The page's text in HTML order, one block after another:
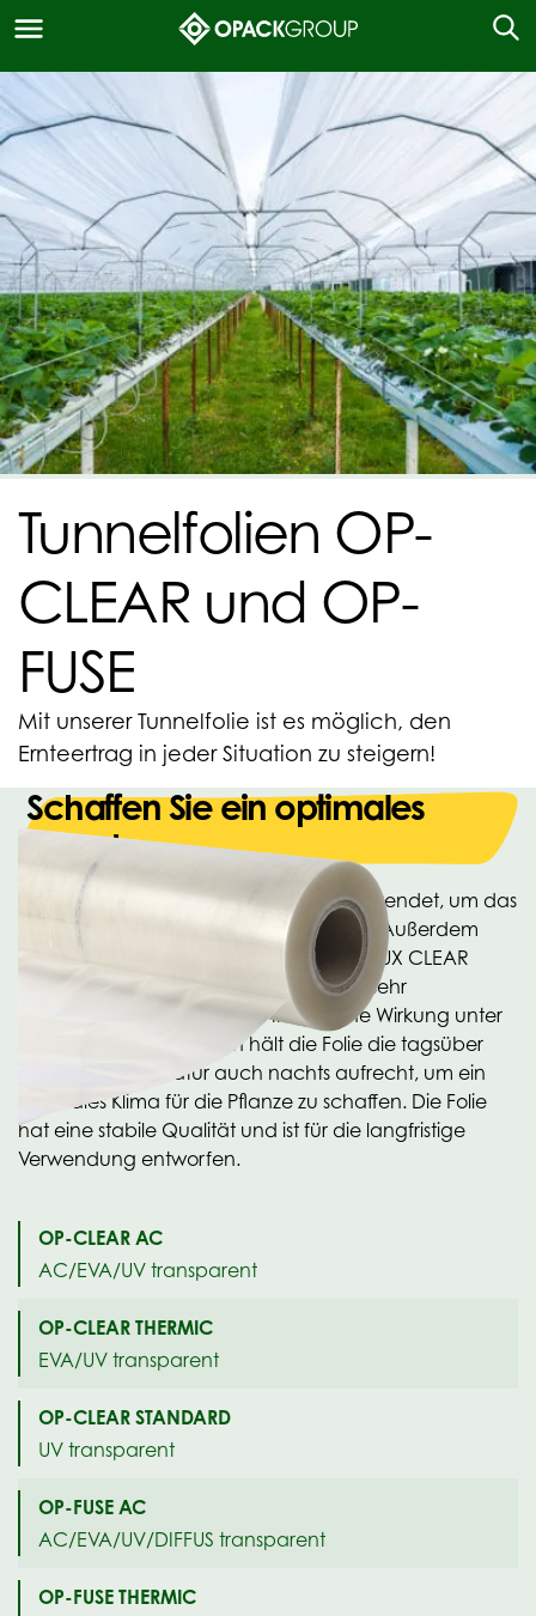
Tunnelfolien OP-
CLEAR und OP-
FUSE
Mit unserer Tunnelfolie ist es möglich, den
Ernteertrag in jeder Situation zu steigern!
Schaffen Sie ein optimales
Klima!
Die Tunnelfolie OPTILUX CLEAR wird verwendet, um das
Wachstum Ihrer Pflanzen zu optimieren. Außerdem
schützt diese Folie Ihre Pflanze. Bei OPTILUX CLEAR
handelt es sich um eine klare Folie, die sehr
lichtdurchlässig ist und eine thermische Wirkung unter
der Folie bietet. Dadurch hält die Folie die tagsüber
erzeugte Temperatur auch nachts aufrecht, um ein
optimales Klima für die Pflanze zu schaffen. Die Folie
hat eine stabile Qualität und ist für die langfristige
Verwendung entworfen.
OP-CLEAR AC
AC/EVA/UV transparent
OP-CLEAR THERMIC
EVA/UV transparent
OP-CLEAR STANDARD
UV transparent
OP-FUSE AC
AC/EVA/UV/DIFFUS transparent
OP-FUSE THERMIC